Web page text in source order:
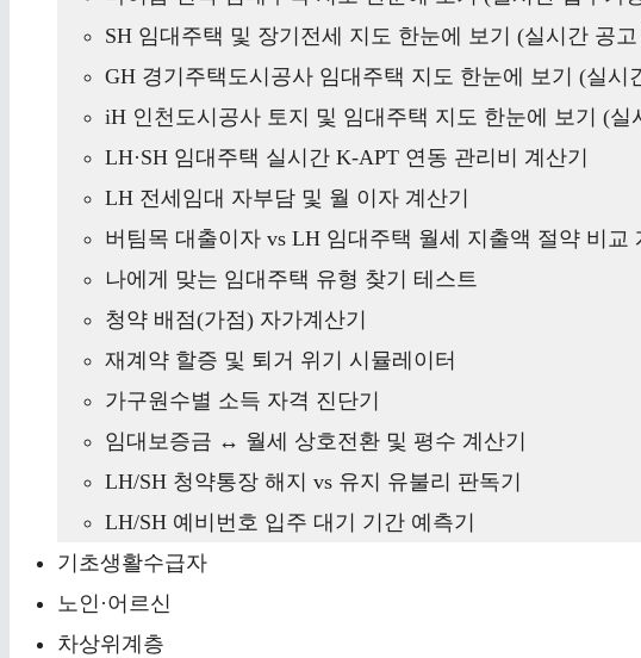
SH 임대주택 및 장기전세 지도 한눈에 보기 (실시간 공
GH 경기주택도시공사 임대주택 지도 한눈에 보기 (실시
iH 인천도시공사 토지 및 임대주택 지도 한눈에 보기 (실
LH·SH 임대주택 실시간 K-APT 연동 관리비 계산기
LH 전세임대 자부담 및 월 이자 계산기
버팀목 대출이자 vs LH 임대주택 월세 지출액 절약 비교
나에게 맞는 임대주택 유형 찾기 테스트
청약 배점(가점) 자가계산기
재계약 할증 및 퇴거 위기 시뮬레이터
가구원수별 소득 자격 진단기
임대보증금 ↔ 월세 상호전환 및 평수 계산기
LH/SH 청약통장 해지 vs 유지 유불리 판독기
LH/SH 예비번호 입주 대기 기간 예측기
기초생활수급자
노인·어르신
차상위계층